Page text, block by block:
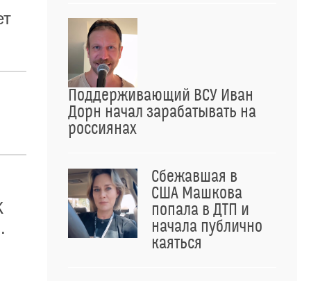
Поддерживающий ВСУ Иван
Дорн начал зарабатывать на
россиянах
Сбежавшая в
США Машкова
попала в ДТП и
начала публично
каяться